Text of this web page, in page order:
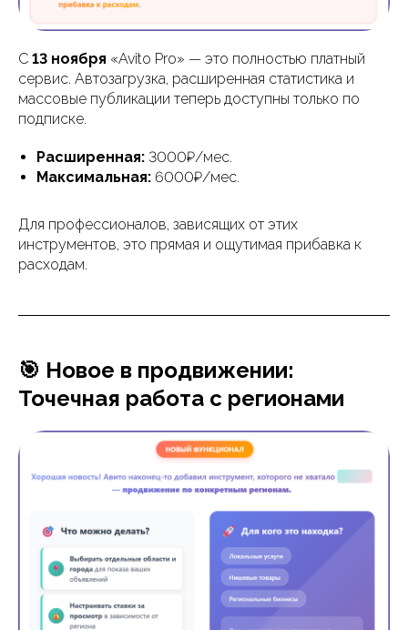
С 13 ноября «Avito Pro» — это полностью платный
сервис. Автозагрузка, расширенная статистика и
массовые публикации теперь доступны только по
подписке.
Расширенная: 3000₽/мес.
Максимальная: 6000₽/мес.
Для профессионалов, зависящих от этих
инструментов, это прямая и ощутимая прибавка к
расходам.
🎯 Новое в продвижении:
Точечная работа с регионами